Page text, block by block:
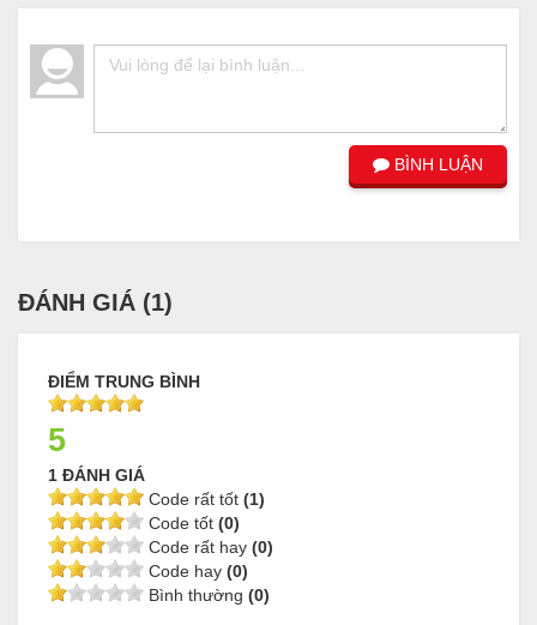
BÌNH LUẬN
ĐÁNH GIÁ (1)
ĐIỂM TRUNG BÌNH
5
1 ĐÁNH GIÁ
Code rất tốt (1)
Code tốt (0)
Code rất hay (0)
Code hay (0)
Bình thường (0)